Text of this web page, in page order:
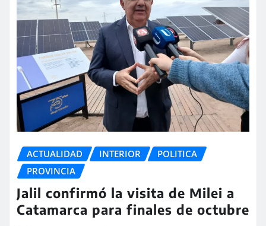
ACTUALIDAD INTERIOR
POLITICA
PROVINCIA
Jalil confirmó la visita de Milei a
Catamarca para finales de octubre